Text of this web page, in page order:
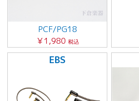
PCF/PG18
￥1,980 税込
EBS